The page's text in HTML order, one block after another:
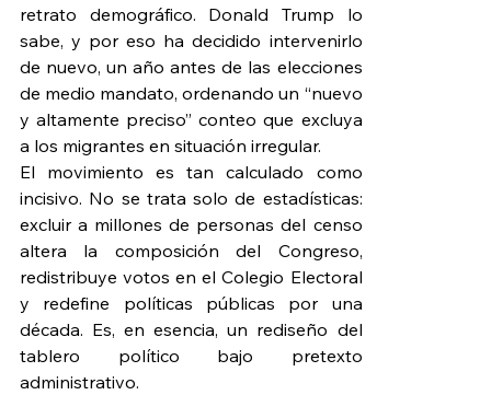
retrato demográfico. Donald Trump lo
sabe, y por eso ha decidido intervenirlo
de nuevo, un año antes de las elecciones
de medio mandato, ordenando un “nuevo
y altamente preciso” conteo que excluya
a los migrantes en situación irregular.
El movimiento es tan calculado como
incisivo. No se trata solo de estadísticas:
excluir a millones de personas del censo
altera la composición del Congreso,
redistribuye votos en el Colegio Electoral
y redefine políticas públicas por una
década. Es, en esencia, un rediseño del
tablero político bajo pretexto
administrativo.